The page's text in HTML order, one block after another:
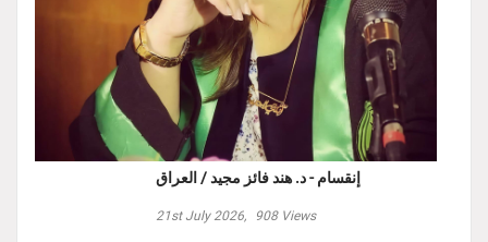
إنقسام - د. هند فائز مجيد / العراق
21st July 2026, 908Views